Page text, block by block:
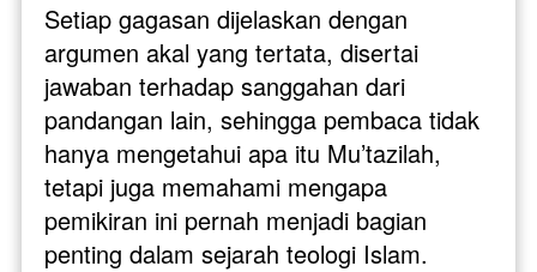
Setiap gagasan dijelaskan dengan
argumen akal yang tertata, disertai
jawaban terhadap sanggahan dari
pandangan lain, sehingga pembaca tidak
hanya mengetahui apa itu Mu’tazilah,
tetapi juga memahami mengapa
pemikiran ini pernah menjadi bagian
penting dalam sejarah teologi Islam.